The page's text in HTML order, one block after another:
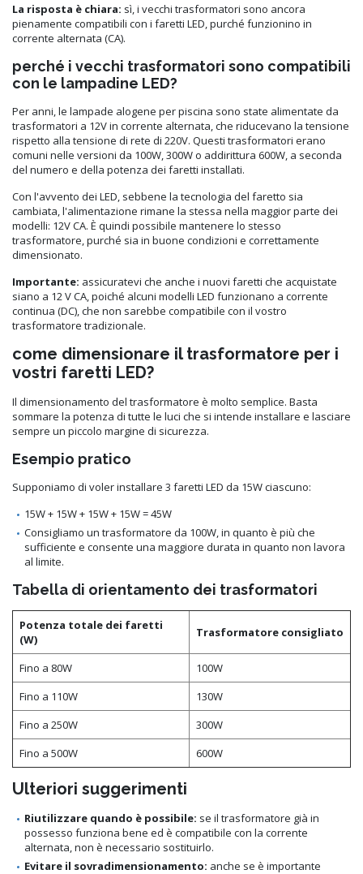
La risposta è chiara: sì, i vecchi trasformatori sono ancora
pienamente compatibili con i faretti LED, purché funzionino in
corrente alternata (CA).
perché i vecchi trasformatori sono compatibili
con le lampadine LED?
Per anni, le lampade alogene per piscina sono state alimentate da
trasformatori a 12V in corrente alternata, che riducevano la tensione
rispetto alla tensione di rete di 220V. Questi trasformatori erano
comuni nelle versioni da 100W, 300W o addirittura 600W, a seconda
del numero e della potenza dei faretti installati.
Con l'avvento dei LED, sebbene la tecnologia del faretto sia
cambiata, l'alimentazione rimane la stessa nella maggior parte dei
modelli: 12V CA. È quindi possibile mantenere lo stesso
trasformatore, purché sia in buone condizioni e correttamente
dimensionato.
Importante: assicuratevi che anche i nuovi faretti che acquistate
siano a 12 V CA, poiché alcuni modelli LED funzionano a corrente
continua (DC), che non sarebbe compatibile con il vostro
trasformatore tradizionale.
come dimensionare il trasformatore per i
vostri faretti LED?
Il dimensionamento del trasformatore è molto semplice. Basta
sommare la potenza di tutte le luci che si intende installare e lasciare
sempre un piccolo margine di sicurezza.
Esempio pratico
Supponiamo di voler installare 3 faretti LED da 15W ciascuno:
15W + 15W + 15W + 15W = 45W
Consigliamo un trasformatore da 100W, in quanto è più che
sufficiente e consente una maggiore durata in quanto non lavora
al limite.
Tabella di orientamento dei trasformatori
Potenza totale dei faretti
(W)
Trasformatore consigliato
Fino a 80W
100W
Fino a 110W
130W
Fino a 250W
300W
Fino a 500W
600W
Ulteriori suggerimenti
Riutilizzare quando è possibile: se il trasformatore già in
possesso funziona bene ed è compatibile con la corrente
alternata, non è necessario sostituirlo.
Evitare il sovradimensionamento: anche se è importante